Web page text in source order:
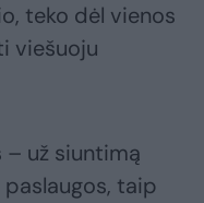
teko dėl vienos
viešuoju
– už siuntimą
paslaugos, taip